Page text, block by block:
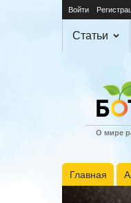
Войти
Статьи
О мире
Главная